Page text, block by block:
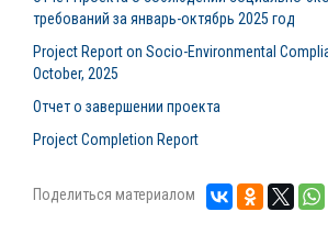
требований за январь-октябрь 2025 год
Project Report on Socio-Environmental
October, 2025
Отчет о завершении проекта
Project Completion Report
Поделиться материалом